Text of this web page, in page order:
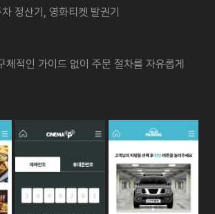
정산기, 영화티켓 발권기
적인 가이드 없이 주문 절차를 자유롭게